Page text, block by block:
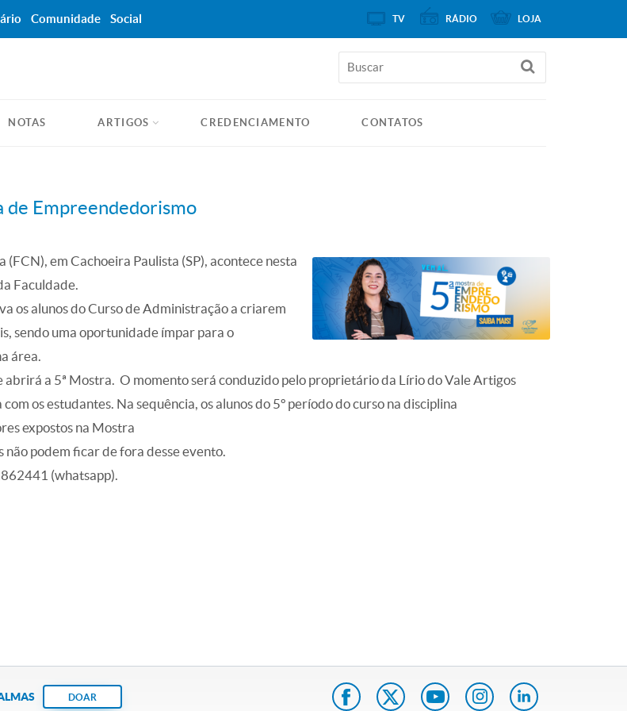
NOTAS ARTIGOS CREDENCIAMENTO CONTATOS
de Empreendedorismo
em Cachoeira Paulista (SP), acontece nesta
Faculdade.
os alunos do Curso de Administração a criarem
sendo uma oportunidade ímpar para o
área.
abrirá a 5ª Mostra. O momento será conduzido pelo proprietário da Lírio do Vale Artigos
os estudantes. Na sequência, os alunos do 5º período do curso na disciplina
expostos na Mostra
podem ficar de fora desse evento.
(whatsapp).
Comunidade Social TV RÁDIO LOJA
DOAR